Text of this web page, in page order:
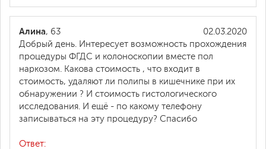
02.03.2020
Алина, 63
Добрый день. Интересует возможность прохождения
процедуры ФГДС и колоноскопии вместе пол
наркозом. Какова стоимость , что входит в
стоимость, удаляют ли полипы в кишечнике при их
обнаружении ? И стоимость гистологического
исследования. И ещё - по какому телефону
записываться на эту процедуру? Спасибо
Ответ: